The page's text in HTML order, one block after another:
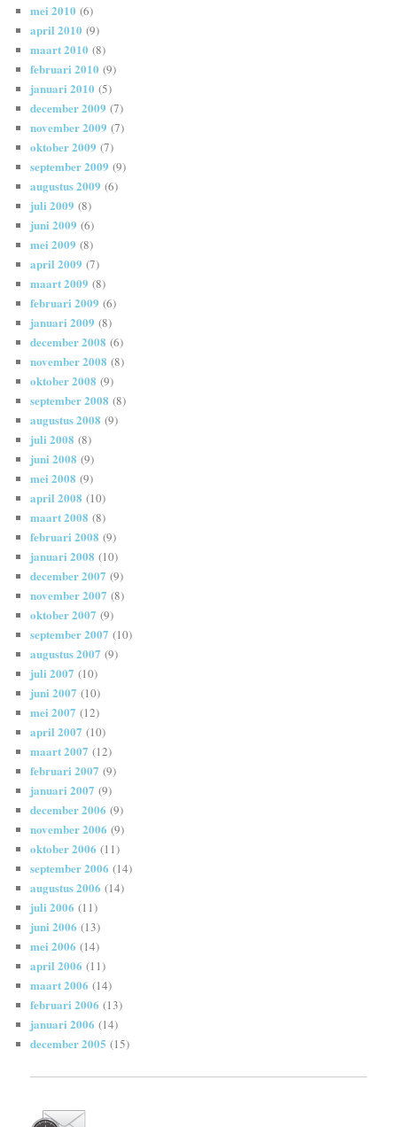
mei 2010 (6)
april 2010 (9)
maart 2010 (8)
februari 2010 (9)
januari 2010 (5)
december 2009 (7)
november 2009 (7)
oktober 2009 (7)
september 2009 (9)
augustus 2009 (6)
juli 2009 (8)
juni 2009 (6)
mei 2009 (8)
april 2009 (7)
maart 2009 (8)
februari 2009 (6)
januari 2009 (8)
december 2008 (6)
november 2008 (8)
oktober 2008 (9)
september 2008 (8)
augustus 2008 (9)
juli 2008 (8)
juni 2008 (9)
mei 2008 (9)
april 2008 (10)
maart 2008 (8)
februari 2008 (9)
januari 2008 (10)
december 2007 (9)
november 2007 (8)
oktober 2007 (9)
september 2007 (10)
augustus 2007 (9)
juli 2007 (10)
juni 2007 (10)
mei 2007 (12)
april 2007 (10)
maart 2007 (12)
februari 2007 (9)
januari 2007 (9)
december 2006 (9)
november 2006 (9)
oktober 2006 (11)
september 2006 (14)
augustus 2006 (14)
juli 2006 (11)
juni 2006 (13)
mei 2006 (14)
april 2006 (11)
maart 2006 (14)
februari 2006 (13)
januari 2006 (14)
december 2005 (15)